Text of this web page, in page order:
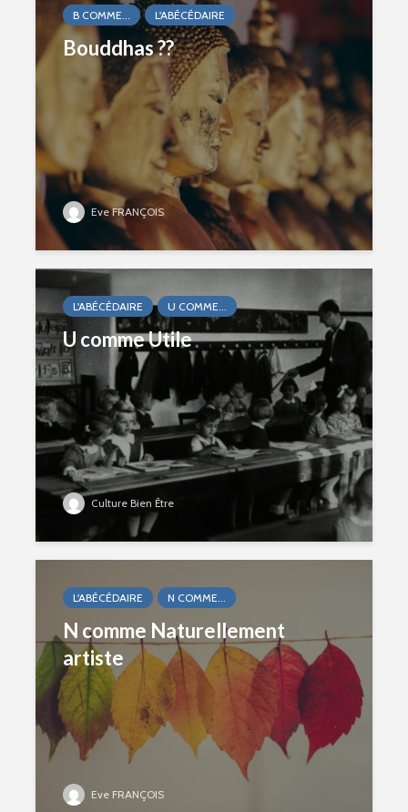
B COMME... L'ABÉCÉDAIRE
Bouddhas ??
Eve FRANÇOIS
L'ABÉCÉDAIRE U COMME...
U comme Utile
Culture Bien Être
L'ABÉCÉDAIRE N COMME...
N comme Naturellement
artiste
Eve FRANÇOIS